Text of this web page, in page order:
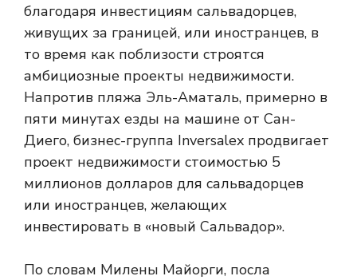
благодаря инвестициям сальвадорцев,
живущих за границей, или иностранцев, в
то время как поблизости строятся
амбициозные проекты недвижимости.
Напротив пляжа Эль-Аматаль, примерно в
пяти минутах езды на машине от Сан-
Диего, бизнес-группа Inversalex продвигает
проект недвижимости стоимостью 5
миллионов долларов для сальвадорцев
или иностранцев, желающих
инвестировать в «новый Сальвадор».
По словам Милены Майорги, посла